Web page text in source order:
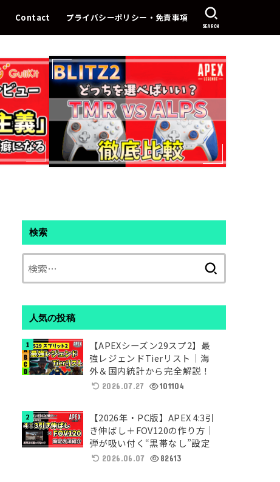
Contact プライバシーポリシー・免責事項
SEARCH
検索
人気の投稿
【APEXシーズン29スプ2】最
強レジェンドTierリスト｜海
外＆国内統計から完全解説！
2026.07.27 101104
【2026年・PC版】APEX 4:3引
き伸ばし＋FOV120の作り方｜
弾が吸い付く“黒帯なし”設定
2026.06.07 82613